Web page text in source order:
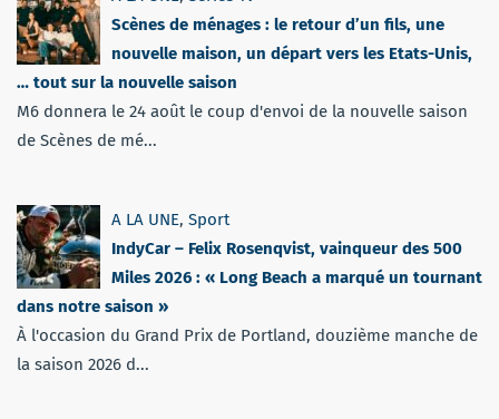
Scènes de ménages : le retour d’un fils, une
nouvelle maison, un départ vers les Etats-Unis,
… tout sur la nouvelle saison
M6 donnera le 24 août le coup d'envoi de la nouvelle saison
de Scènes de mé...
A LA UNE, Sport
IndyCar – Felix Rosenqvist, vainqueur des 500
Miles 2026 : « Long Beach a marqué un tournant
dans notre saison »
À l'occasion du Grand Prix de Portland, douzième manche de
la saison 2026 d...